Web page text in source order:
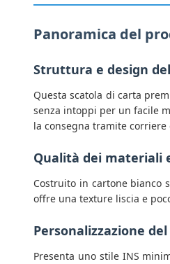
Panoramica del
Struttura e design
Questa scatola di carta
senza intoppi per un facile
la consegna tramite
Qualità dei materiali
Costruito in cartone bianco
offre una texture liscia e
Personalizzazione
Presenta uno stile INS